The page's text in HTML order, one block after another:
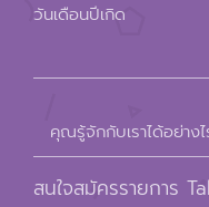
วันเดือนปีเกิด
คุณรู้จักกับเราได้อย่างไ
สนใจสมัครรายการ